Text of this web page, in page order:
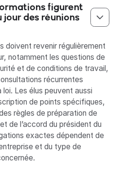
figurent
jour des réunions
doivent revenir régulièrement
notamment les questions de
et de conditions de travail,
récurrentes
loi. Les élus peuvent aussi
de points spécifiques,
règles de préparation de
de l’accord du président du
exactes dépendent de
et du type de